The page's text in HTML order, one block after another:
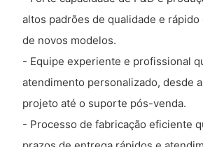
altos padrões de qualidade e
de novos modelos.
- Equipe experiente e profissional
atendimento personalizado, desde
projeto até o suporte pós-venda.
- Processo de fabricação eficiente